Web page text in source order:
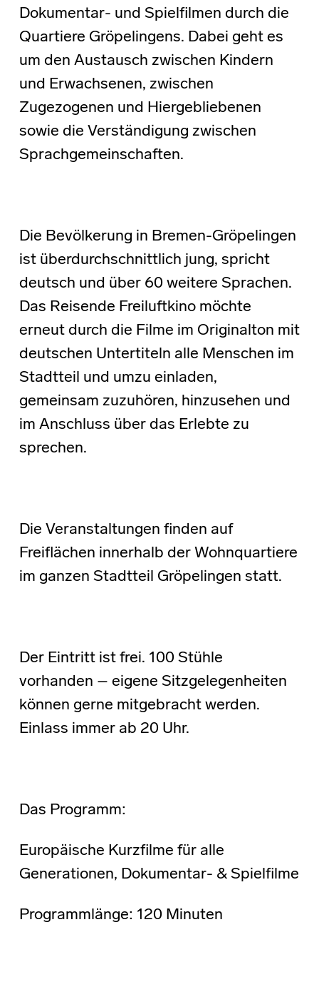
Dokumentar- und Spielfilmen durch die
Quartiere Gröpelingens. Dabei geht es
um den Austausch zwischen Kindern
und Erwachsenen, zwischen
Zugezogenen und Hiergebliebenen
sowie die Verständigung zwischen
Sprachgemeinschaften.
Die Bevölkerung in Bremen-Gröpelingen
ist überdurchschnittlich jung, spricht
deutsch und über 60 weitere Sprachen.
Das Reisende Freiluftkino möchte
erneut durch die Filme im Originalton mit
deutschen Untertiteln alle Menschen im
Stadtteil und umzu einladen,
gemeinsam zuzuhören, hinzusehen und
im Anschluss über das Erlebte zu
sprechen.
Die Veranstaltungen finden auf
Freiflächen innerhalb der Wohnquartiere
im ganzen Stadtteil Gröpelingen statt.
Der Eintritt ist frei. 100 Stühle
vorhanden – eigene Sitzgelegenheiten
können gerne mitgebracht werden.
Einlass immer ab 20 Uhr.
Das Programm:
Europäische Kurzfilme für alle
Generationen, Dokumentar- & Spielfilme
Programmlänge: 120 Minuten